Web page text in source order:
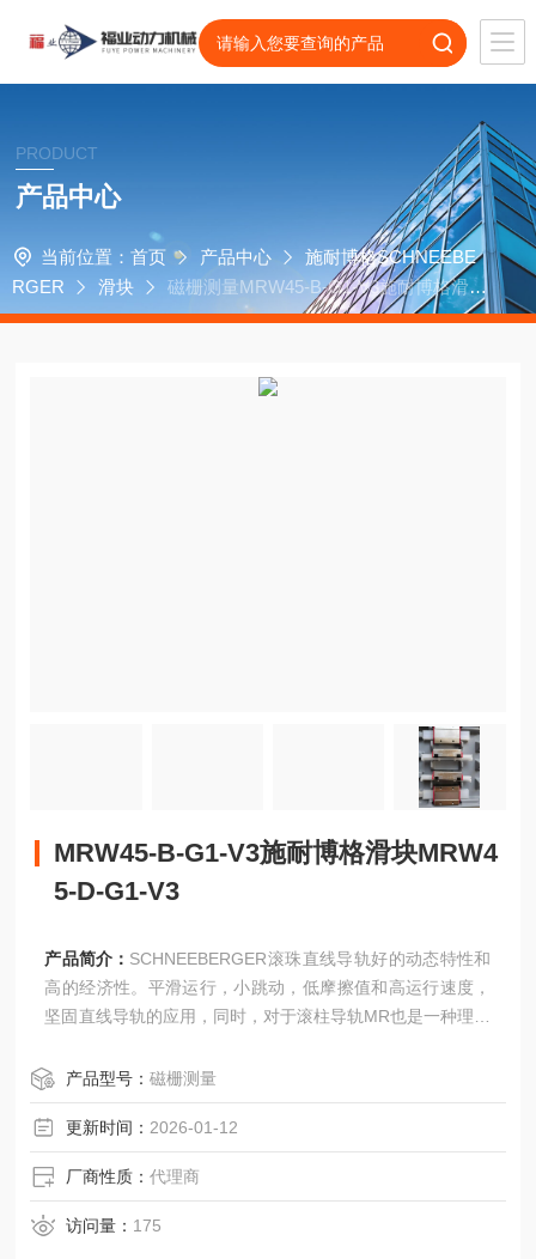
PRODUCT
产品中心
当前位置： 首页 产品中心
施耐博格SCHNEEBE
RGER
滑块
磁栅测量MRW45-B-G1-V3施耐博格滑块
MRW45-D-G1-V3
MRW45-B-G1-V3施耐博格滑块MRW4
5-D-G1-V3
产品简介： SCHNEEBERGER滚珠直线导轨好的动态特性和
高的经济性。平滑运行，小跳动，低摩擦值和高运行速度，
坚固直线导轨的应用，同时，对于滚柱导轨MR也是一种理想
MRW45-B-G1-V3施耐博格滑块MRW45-D-G1-V3
产品型号：磁栅测量
更新时间： 2026-01-12
厂商性质：代理商
访问量： 175